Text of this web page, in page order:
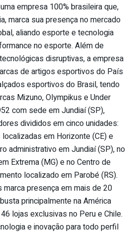
empresa 100% brasileira que,
marca sua presença no mercado
aliando esporte e tecnologia
no esporte. Além de
disruptivas, a empresa
de artigos esportivos do País
esportivos do Brasil, tendo
Mizuno, Olympikus e Under
com sede em Jundiaí (SP),
divididos em cinco unidades:
em Horizonte (CE) e
administrativo em Jundiaí (SP), no
Extrema (MG) e no Centro de
localizado em Parobé (RS).
marca presença em mais de 20
principalmente na América
lojas exclusivas no Peru e Chile.
e inovação para todo perfil